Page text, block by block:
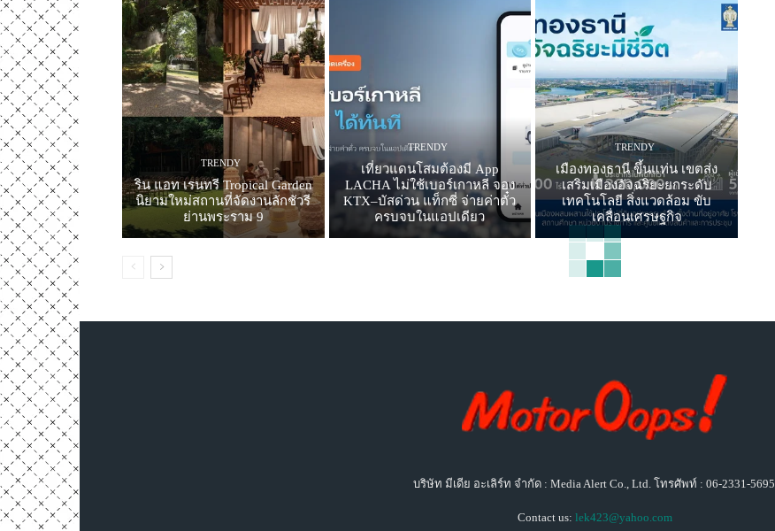
TRENDY
ริน แอท เรนทรี Tropical Garden
นิยามใหม่สถานที่จัดงานลักชัวรี
ย่านพระราม 9
TRENDY
เที่ยวแดนโสมต้องมี App
LACHA ไม่ใช้เบอร์เกาหลี จอง
KTX–บัสด่วน แท็กซี่ จ่ายค่าตั๋ว
ครบจบในแอปเดียว
TRENDY
เมืองทองธานี ขึ้นแท่น เขตส่ง
เสริมเมืองอัจฉริยะยกระดับ
เทคโนโลยี สิ่งแวดล้อม ขับ
เคลื่อนเศรษฐกิจ
บริษัท มีเดีย อะเลิร์ท จำกัด : Media Alert Co., Ltd. โทรศัพท์ : 06-2331-5695
Contact us: lek423@yahoo.com